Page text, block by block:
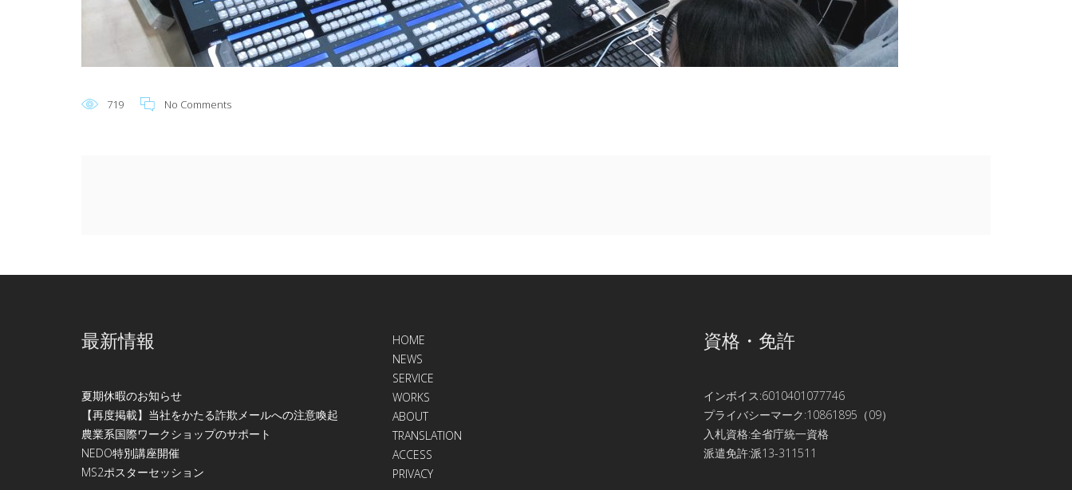
719 No Comments
最新情報
夏期休暇のお知らせ
【再度掲載】当社をかたる詐欺メールへの注意喚起
農業系国際ワークショップのサポート
NEDO特別講座開催
МS2ポスターセッション
HOME
NEWS
SERVICE
WORKS
ABOUT
TRANSLATION
ACCESS
PRIVACY
資格・免許
インボイス:6010401077746
プライバシーマーク:10861895（09）
入札資格:全省庁統一資格
派遣免許:派13-311511